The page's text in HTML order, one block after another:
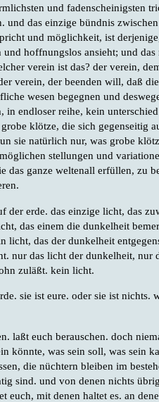
und fadenscheinigsten
und das einzige bündnis
und möglichkeit, ist
hoffnungslos ansieht; und
verein ist das? der verein,
verein, der beenden will, daß
wesen begegnen und
in endloser reihe, kein
klötze, die sich gegenseitig
sie natürlich nur, was grobe
stellungen und
das ganze weltenall erfüllen, zu
der erde. das einzige licht, das
das einem die dunkelheit
licht, das der dunkelheit
nur das licht der dunkelheit, nur
zuläßt. kein licht.
sie ist eure. oder sie ist nichts.
laßt euch berauschen. doch
könnte, was sein soll, was sein
die nüchtern bleiben im
sind. und von denen nichts
euch, mit denen haltet es. an